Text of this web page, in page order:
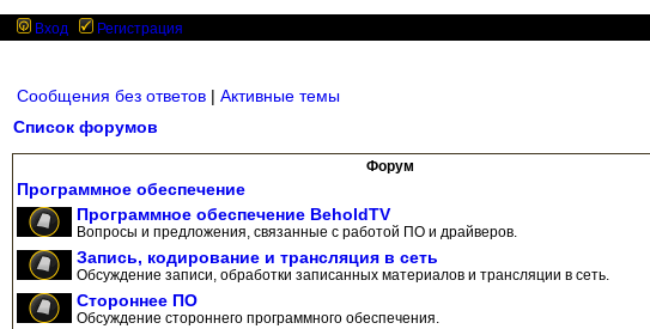
Вход Регистрация
Сообщения без ответов | Активные темы
Список форумов
Форум
Программное обеспечение
Программное обеспечение BeholdTV
Вопросы и предложения, связанные с работой ПО и драйверов.
Запись, кодирование и трансляция в сеть
Обсуждение записи, обработки записанных материалов и трансляции в сеть.
Стороннее ПО
Обсуждение стороннего программного обеспечения.